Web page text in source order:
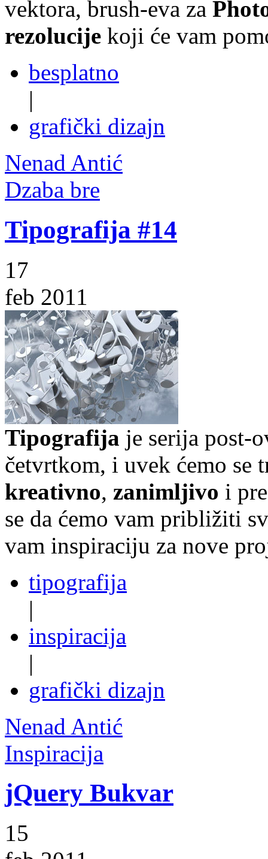
vektora, brush-eva za
rezolucije koji će vam
besplatno
|
grafički dizajn
Nenad Antić
Dzaba bre
Tipografija #14
17
feb 2011
Tipografija je serija post-
četvrtkom, i uvek ćemo se
kreativno, zanimljivo i
se da ćemo vam približiti
vam inspiraciju za nove
tipografija
|
inspiracija
|
grafički dizajn
Nenad Antić
Inspiracija
jQuery Bukvar
15